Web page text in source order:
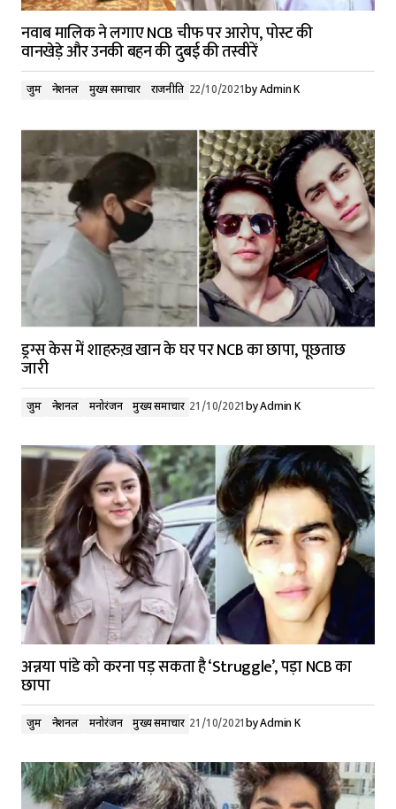
नवाब मालिक ने लगाए NCB चीफ पर आरोप, पोस्ट की
वानखेड़े और उनकी बहन की दुबई की तस्वीरें
जुर्म नेशनल मुख्य समाचार राजनीति 22/10/2021byAdmin K
ड्रग्स केस में शाहरुख़ खान के घर पर NCB का छापा, पूछताछ
जारी
जुर्म नेशनल मनोरंजन मुख्य समाचार 21/10/2021byAdmin K
अन्नया पांडे को करना पड़ सकता है ‘Struggle’, पड़ा NCB का
छापा
जुर्म नेशनल मनोरंजन मुख्य समाचार 21/10/2021byAdmin K